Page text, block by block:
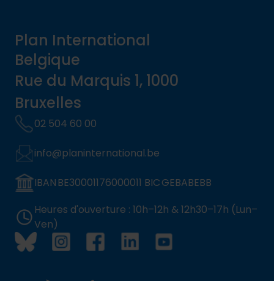
Plan International
Belgique
Rue du Marquis 1, 1000
Bruxelles
02 504 60 00
info@planinternational.be
IBAN BE30001176000011 BIC GEBABEBB
Heures d'ouverture : 10h–12h & 12h30–17h (Lun–
Ven)